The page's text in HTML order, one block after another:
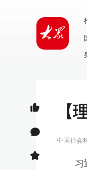
【
中国社会
习